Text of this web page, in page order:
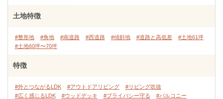
土地特徴
#整形地 #角地 #南道路 #西道路 #傾斜地 #道路と高低差
#土地61坪
#土地60坪〜70坪
特徴
#外とつながるLDK #アウトドアリビング
#リビング吹抜
#広く感じるLDK
#ウッドデッキ #プライバシー守る
#バルコニー